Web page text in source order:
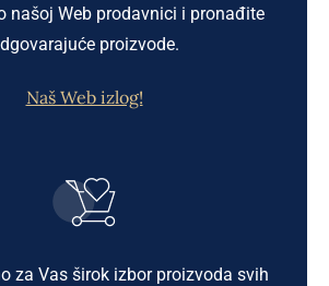
našoj Web prodavnici i pronađite
proizvode.
Naš Web izlog!
za Vas širok izbor proizvoda svih